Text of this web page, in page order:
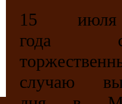
15
года
случаю